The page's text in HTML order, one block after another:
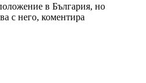
в България, но
с него, коментира